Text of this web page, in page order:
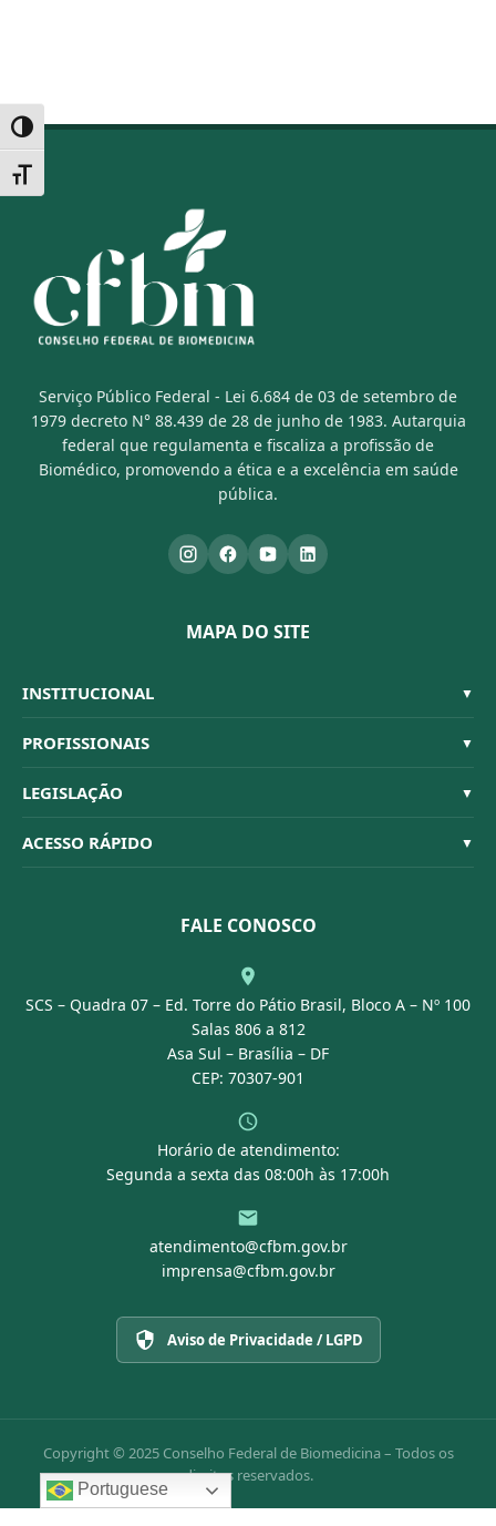
Alternar alto contraste
Alternar tamanho da fonte
Serviço Público Federal - Lei 6.684 de 03 de setembro de
1979 decreto N° 88.439 de 28 de junho de 1983. Autarquia
federal que regulamenta e fiscaliza a profissão de
Biomédico, promovendo a ética e a excelência em saúde
pública.
MAPA DO SITE
INSTITUCIONAL ▼
Sistema CFBM
Quem Somos
Organograma
Conselheiros
PROFISSIONAIS ▼
Habilitações
Código de Ética
Dúvidas Frequentes
LEGISLAÇÃO ▼
Resoluções
ACESSO RÁPIDO ▼
Portal Transparência
FALE CONOSCO
SCS – Quadra 07 – Ed. Torre do Pátio Brasil, Bloco A – Nº 100
Salas 806 a 812
Asa Sul – Brasília – DF
CEP: 70307-901
Horário de atendimento:
Segunda a sexta das 08:00h às 17:00h
atendimento@cfbm.gov.br
imprensa@cfbm.gov.br
Aviso de Privacidade / LGPD
Copyright © 2025 Conselho Federal de Biomedicina – Todos os
direitos reservados.
Portuguese